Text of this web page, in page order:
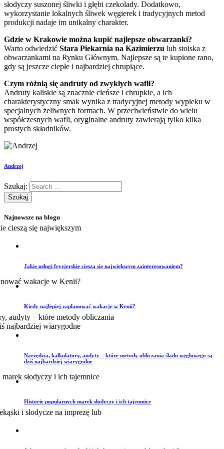
słodyczy suszonej śliwki i głębi czekolady. Dodatkowo,
wykorzystanie lokalnych śliwek węgierek i tradycyjnych metod
produkcji nadaje im unikalny charakter.
Gdzie w Krakowie można kupić najlepsze obwarzanki?
Warto odwiedzić Stara Piekarnia na Kazimierzu lub stoiska z
obwarzankami na Rynku Głównym. Najlepsze są te kupione rano,
gdy są jeszcze ciepłe i najbardziej chrupiące.
Czym różnią się andruty od zwykłych wafli?
Andruty kaliskie są znacznie cieńsze i chrupkie, a ich
charakterystyczny smak wynika z tradycyjnej metody wypieku w
specjalnych żeliwnych formach. W przeciwieństwie do wielu
współczesnych wafli, oryginalne andruty zawierają tylko kilka
prostych składników.
Andrzej
Szukaj:
Najnowsze na blogu
Jakie usługi fryzjerskie cieszą się największym zainteresowaniem?
Kiedy najlepiej zaplanować wakacje w Kenii?
Narzędzia, kalkulatory, audyty – które metody obliczania śladu węglowego są
dziś najbardziej wiarygodne
Historie popularnych marek słodyczy i ich tajemnice